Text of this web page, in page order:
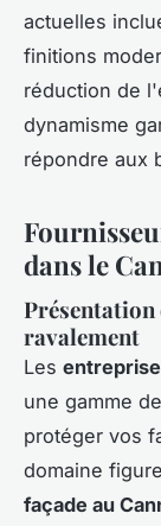
actuelles
finitions
réduction de
dynamisme
répondre aux
dans le
Présentation
ravalement
Les
une gamme
protéger vos
domaine
façade au